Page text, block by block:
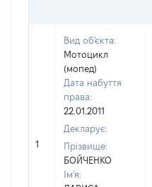
1
Вид об'єкта:
Мотоцикл
(мопед)
Дата набуття
права:
22.01.2011
Декларує:
Прізвище:
БОЙЧЕНКО
Ім'я: